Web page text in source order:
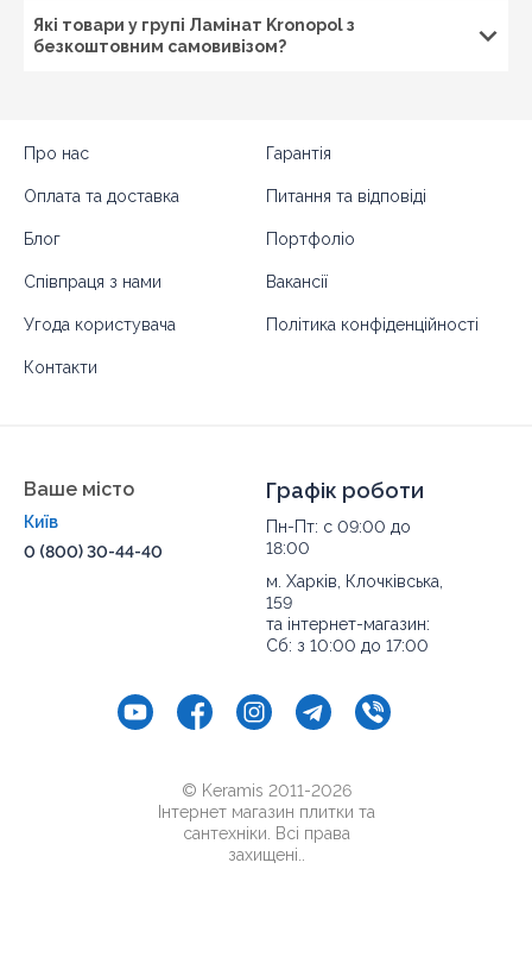
Купуй с доставкой по Україні:Київ, Бровари,
Кам\'янське, Кривий Ріг, Павлоград, Новомосковськ,
Вознесенськ, Мукачево, Ужгород, Луцьк, Ковель,
, Суми, Охтирка, Шостка, Ромни,
Конотоп,
Львів Одеса , Білгород-
Дністровський, Ізмаїл, Херсон, Черкаси, Умань, Канів,
Івано-Франківськ, Калуш, Коломия, Рогатин,
Кіровоград, Олександрія, Тернопіль, Кременець,
Чортків,
, Кіцмань та інші міста України.
Які товари у групі Ламінат Kronopol з
безкоштовним самовивізом?
Про нас Гарантія
Оплата та доставка Питання та відповіді
Блог Портфоліо
Співпраця з нами Вакансії
Угода користувача Політика конфіденційності
Контакти
Ваше місто
Київ
0 (800) 30-44-40
Графік роботи
Пн-Пт: с 09:00 до
18:00
м. Харків, Клочківська,
159
та інтернет-магазин:
Сб: з 10:00 до 17:00
© Keramis 2011-2026
Інтернет магазин плитки та
сантехніки. Всі права
захищені..